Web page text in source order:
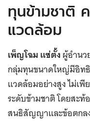
ทุนข้ามชาติ
แวดล้อม
เพ็ญโฉม แซ่ตั้งผู้อำนว
กลุ่มทุนขนาดใหญ่มีอิท
แวดล้อมอย่างสูง ไม่เพี
ระดับข้ามชาติ โดยสะท้
สนธิสัญญาและข้อตกลง